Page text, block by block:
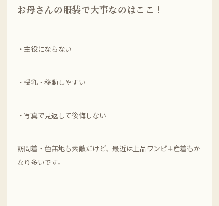
お母さんの服装で大事なのはここ！
・主役にならない
・授乳・移動しやすい
・写真で見返して後悔しない
訪問着・色無地も素敵だけど、最近は上品ワンピ∔産着もか
なり多いです。